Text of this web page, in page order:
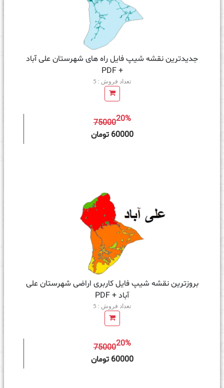
جدیدترین نقشه شیپ فایل راه های شهرستان علی آباد
+ PDF
تعداد فروش : 5
7500020%
60000 تومان
بروزترین نقشه شیپ فایل کاربری اراضی شهرستان علی
آباد + PDF
تعداد فروش : 5
7500020%
60000 تومان